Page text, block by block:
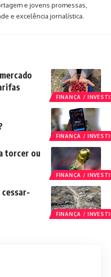
e jovens promessas,
e excelência jornalística.
FINANÇA /
FINANÇA /
FINANÇA /
torcer ou
FINANÇA /
cessar-